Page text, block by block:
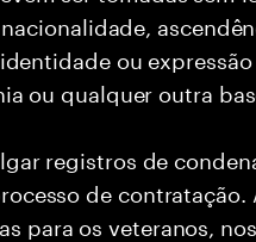
ou expressão
ou qualquer outra
registros de
de contratação.
para os veteranos,